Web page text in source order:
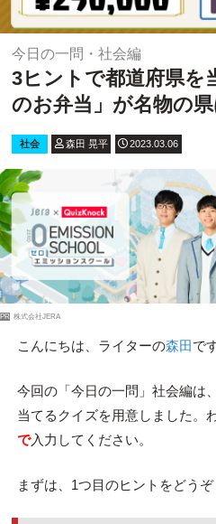
今日の一問・社会編
3ヒントで都道府県を
のお弁当」が名物の県
社会 森田 晃平 2023.03.06
PR 株式会社JERA
こんにちは、ライターの森田で
今回の「今日の一問」社会編は
当てるクイズを用意しました。
で入力してください。
まずは、1つ目のヒントをどうぞ